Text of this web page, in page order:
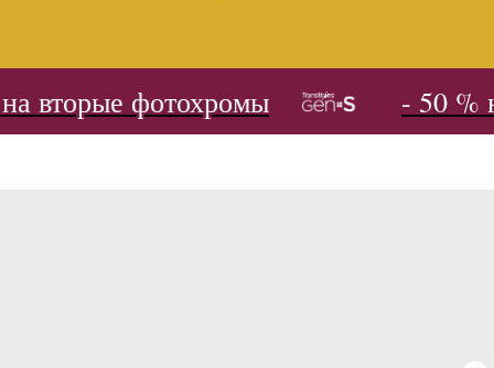
вторые фотохромы - 50 %